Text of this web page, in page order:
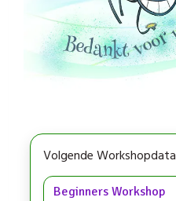
Volgende Workshopdata
Beginners Workshop